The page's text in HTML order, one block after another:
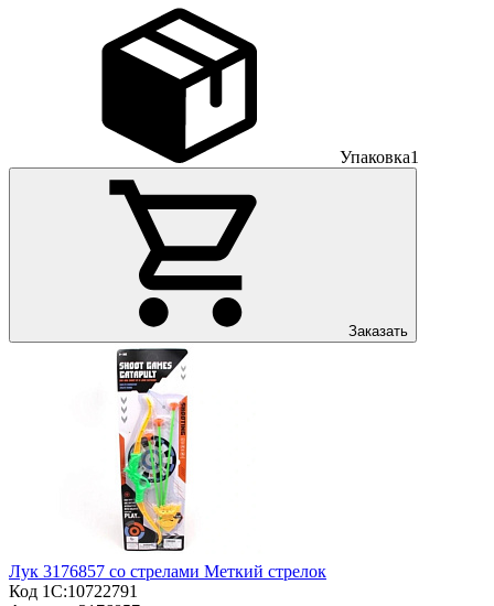
Упаковка1
Заказать
Лук 3176857 со стрелами Меткий стрелок
Код 1С:10722791